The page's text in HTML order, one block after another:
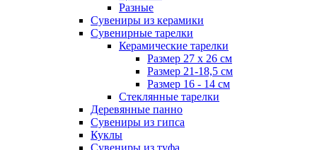
Разные
Сувениры из керамики
Сувенирные тарелки
Керамические тарелки
Размер 27 х 26 см
Размер 21-18,5 см
Размер 16 - 14 см
Стеклянные тарелки
Деревянные панно
Сувениры из гипса
Куклы
Сувениры из туфа